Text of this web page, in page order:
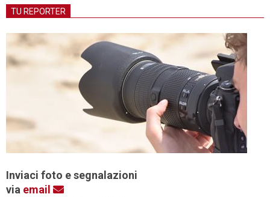
TU REPORTER
Inviaci foto e segnalazioni
via email